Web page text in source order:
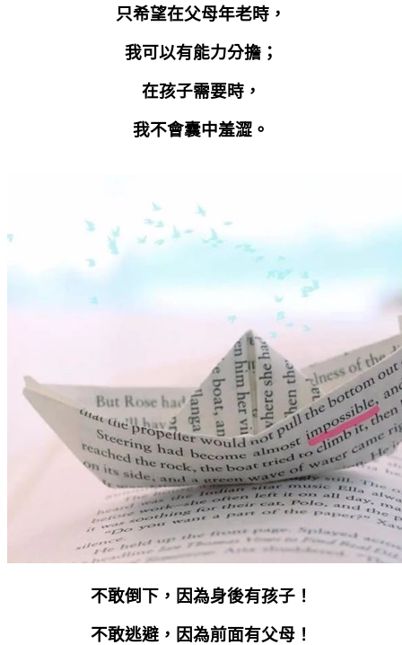
只希望在父母年老時，
我可以有能力分擔；
在孩子需要時，
我不會囊中羞澀。
不敢倒下，因為身後有孩子！
不敢逃避，因為前面有父母！